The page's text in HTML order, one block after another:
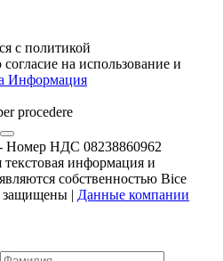
с политикой
на использование и
Информация
procedere
НДС 08238860962
информация и
собственностью Bice
защищены | Данные компании